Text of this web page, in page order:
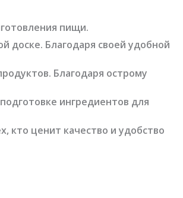
пищи.
доске. Благодаря своей удобной
Благодаря острому
ингредиентов для
ценит качество и удобство